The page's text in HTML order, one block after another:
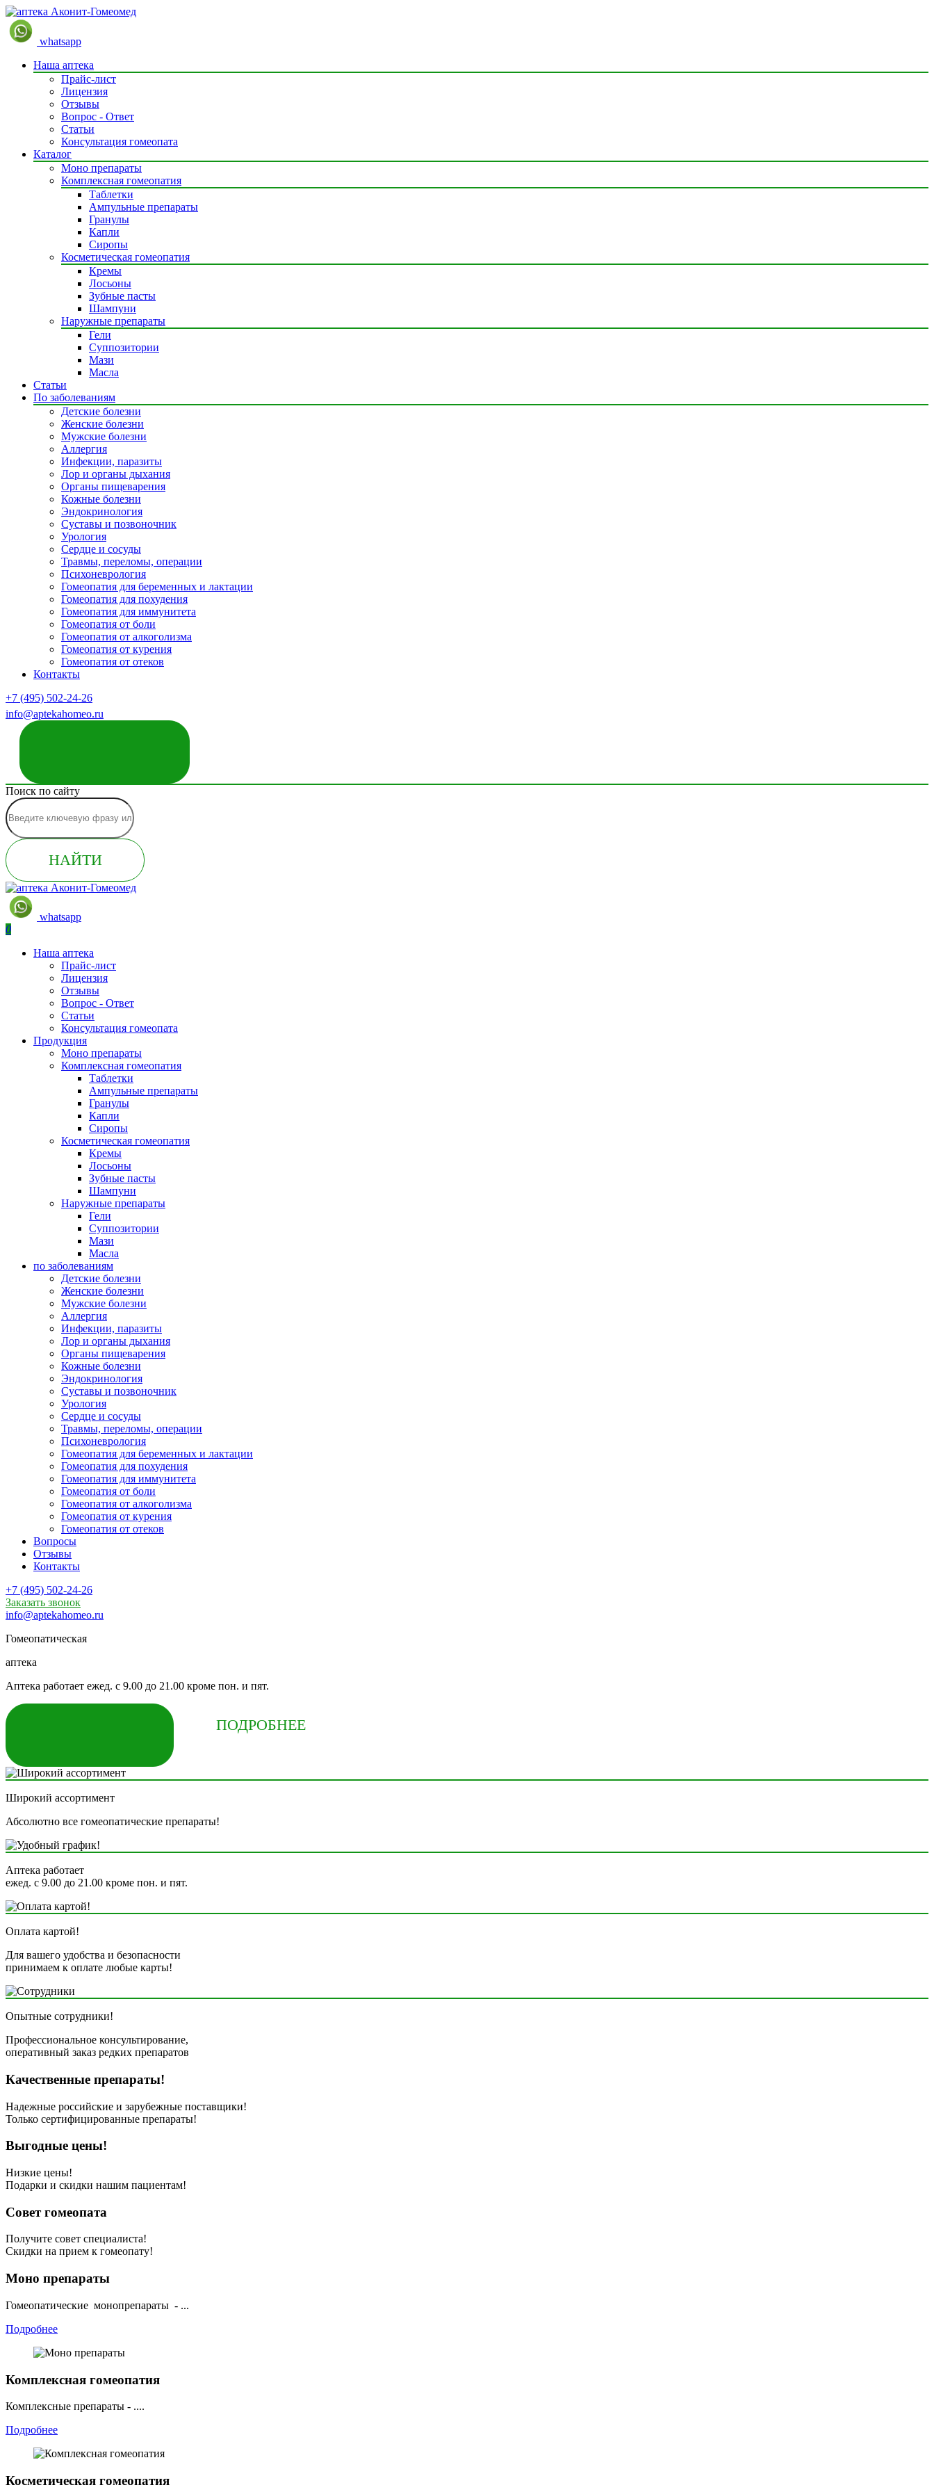
whatsapp
Наша аптека
Прайс-лист
Лицензия
Отзывы
Вопрос - Ответ
Статьи
Консультация гомеопата
Каталог
Моно препараты
Комплексная гомеопатия
Таблетки
Ампульные препараты
Гранулы
Капли
Сиропы
Косметическая гомеопатия
Кремы
Лосьоны
Зубные пасты
Шампуни
Наружные препараты
Гели
Суппозитории
Мази
Масла
Статьи
По заболеваниям
Детские болезни
Женские болезни
Мужские болезни
Аллергия
Инфекции, паразиты
Лор и органы дыхания
Органы пищеварения
Кожные болезни
Эндокринология
Суставы и позвоночник
Урология
Сердце и сосуды
Травмы, переломы, операции
Психоневрология
Гомеопатия для беременных и лактации
Гомеопатия для похудения
Гомеопатия для иммунитета
Гомеопатия от боли
Гомеопатия от алкоголизма
Гомеопатия от курения
Гомеопатия от отеков
Контакты
+7 (495) 502-24-26
info@aptekahomeo.ru
Поиск по сайту
НАЙТИ
whatsapp
0
Наша аптека
Прайс-лист
Лицензия
Отзывы
Вопрос - Ответ
Статьи
Консультация гомеопата
Продукция
Моно препараты
Комплексная гомеопатия
Таблетки
Ампульные препараты
Гранулы
Капли
Сиропы
Косметическая гомеопатия
Кремы
Лосьоны
Зубные пасты
Шампуни
Наружные препараты
Гели
Суппозитории
Мази
Масла
по заболеваниям
Детские болезни
Женские болезни
Мужские болезни
Аллергия
Инфекции, паразиты
Лор и органы дыхания
Органы пищеварения
Кожные болезни
Эндокринология
Суставы и позвоночник
Урология
Сердце и сосуды
Травмы, переломы, операции
Психоневрология
Гомеопатия для беременных и лактации
Гомеопатия для похудения
Гомеопатия для иммунитета
Гомеопатия от боли
Гомеопатия от алкоголизма
Гомеопатия от курения
Гомеопатия от отеков
Вопросы
Отзывы
Контакты
+7 (495) 502-24-26
Заказать звонок
info@aptekahomeo.ru
Гомеопатическая
аптека
Аптека работает ежед. с 9.00 до 21.00 кроме пон. и пят.
ПОДРОБНЕЕ
Широкий ассортимент
Абсолютно все гомеопатические препараты!
Аптека работает
ежед. с 9.00 до 21.00 кроме пон. и пят.
Оплата картой!
Для вашего удобства и безопасности
принимаем к оплате любые карты!
Опытные сотрудники!
Профессиональное консультирование,
оперативный заказ редких препаратов
Качественные препараты!
Надежные российские и зарубежные поставщики!
Только сертифицированные препараты!
Выгодные цены!
Низкие цены!
Подарки и скидки нашим пациентам!
Совет гомеопата
Получите совет специалиста!
Скидки на прием к гомеопату!
Моно препараты
Гомеопатические монопрепараты - ...
Подробнее
Комплексная гомеопатия
Комплексные препараты - ....
Подробнее
Косметическая гомеопатия